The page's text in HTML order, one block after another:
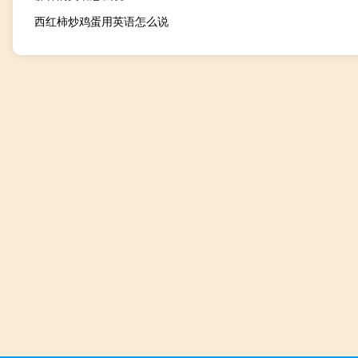
西红柿炒鸡蛋用英语怎么说